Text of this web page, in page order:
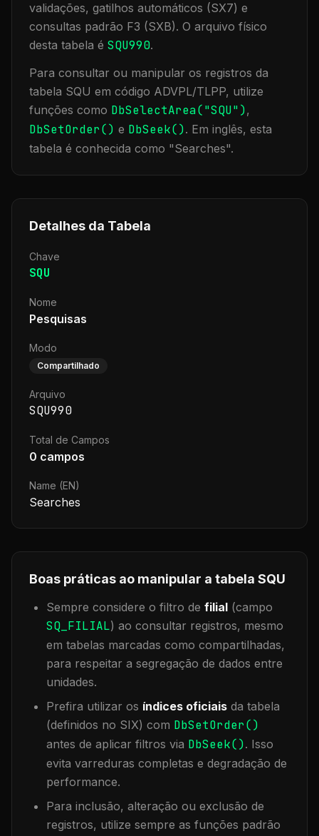
validações, gatilhos automáticos (SX7) e
consultas padrão F3 (SXB). O arquivo físico
desta tabela é SQU990.
Para consultar ou manipular os registros da
tabela SQU em código ADVPL/TLPP, utilize
funções como DbSelectArea("SQU"),
DbSetOrder() e DbSeek(). Em inglês, esta
tabela é conhecida como "Searches".
Detalhes da Tabela
Chave
SQU
Nome
Pesquisas
Modo
Compartilhado
Arquivo
SQU990
Total de Campos
0 campos
Name (EN)
Searches
Boas práticas ao manipular a tabela SQU
Sempre considere o filtro de filial (campo
SQ_FILIAL) ao consultar registros, mesmo
em tabelas marcadas como compartilhadas,
para respeitar a segregação de dados entre
unidades.
Prefira utilizar os índices oficiais da tabela
(definidos no SIX) com DbSetOrder()
antes de aplicar filtros via DbSeek(). Isso
evita varreduras completas e degradação de
performance.
Para inclusão, alteração ou exclusão de
registros, utilize sempre as funções padrão